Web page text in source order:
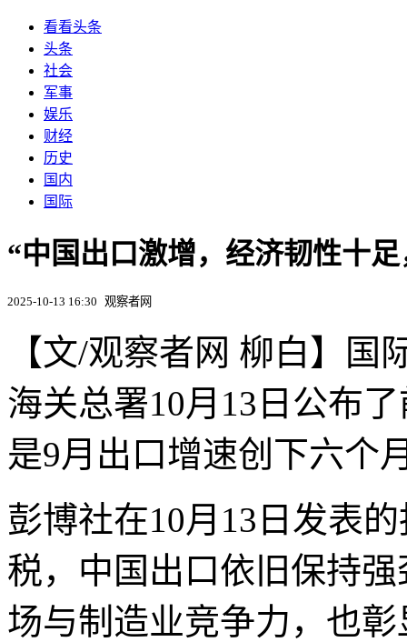
看看头条
头条
社会
军事
娱乐
财经
历史
国内
国际
“中国出口激增，经济韧性十
2025-10-13 16:30 观察者网
【文/观察者网 柳白】
海关总署10月13日公布
是9月出口增速创下六个
彭博社在10月13日发表
税，中国出口依旧保持
场与制造业竞争力，也